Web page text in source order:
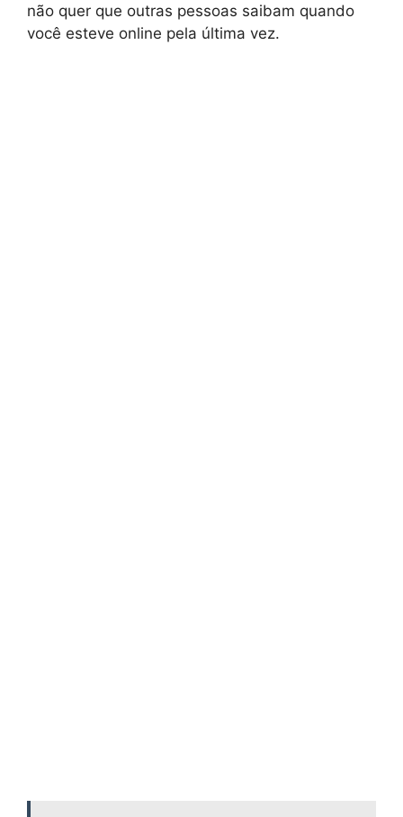
não quer que outras pessoas saibam quando
você esteve online pela última vez.